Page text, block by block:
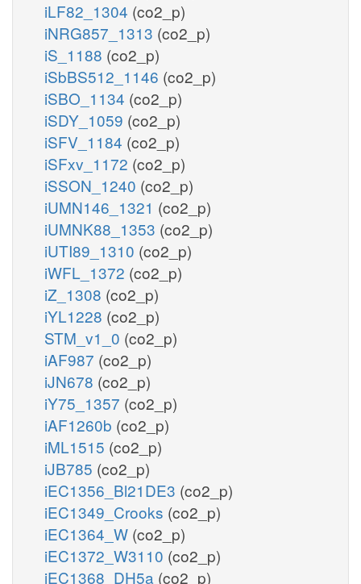
iLF82_1304 (co2_p)
iNRG857_1313 (co2_p)
iS_1188 (co2_p)
iSbBS512_1146 (co2_p)
iSBO_1134 (co2_p)
iSDY_1059 (co2_p)
iSFV_1184 (co2_p)
iSFxv_1172 (co2_p)
iSSON_1240 (co2_p)
iUMN146_1321 (co2_p)
iUMNK88_1353 (co2_p)
iUTI89_1310 (co2_p)
iWFL_1372 (co2_p)
iZ_1308 (co2_p)
iYL1228 (co2_p)
STM_v1_0 (co2_p)
iAF987 (co2_p)
iJN678 (co2_p)
iY75_1357 (co2_p)
iAF1260b (co2_p)
iML1515 (co2_p)
iJB785 (co2_p)
iEC1356_Bl21DE3 (co2_p)
iEC1349_Crooks (co2_p)
iEC1364_W (co2_p)
iEC1372_W3110 (co2_p)
iEC1368_DH5a (co2_p)